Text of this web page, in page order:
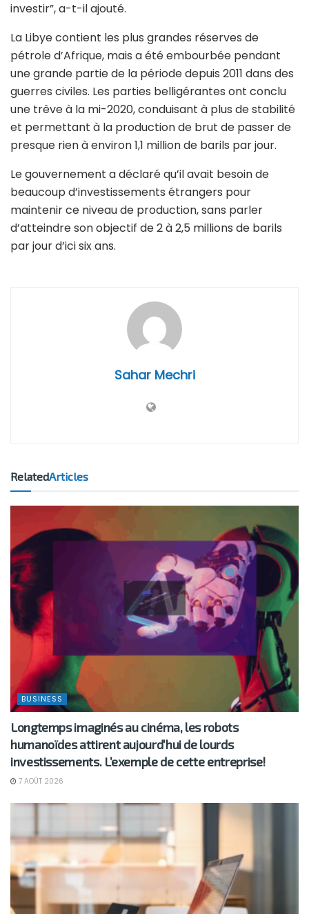
investir”, a-t-il ajouté.
La Libye contient les plus grandes réserves de
pétrole d’Afrique, mais a été embourbée pendant
une grande partie de la période depuis 2011 dans des
guerres civiles. Les parties belligérantes ont conclu
une trêve à la mi-2020, conduisant à plus de stabilité
et permettant à la production de brut de passer de
presque rien à environ 1,1 million de barils par jour.
Le gouvernement a déclaré qu’il avait besoin de
beaucoup d’investissements étrangers pour
maintenir ce niveau de production, sans parler
d’atteindre son objectif de 2 à 2,5 millions de barils
par jour d’ici six ans.
Sahar Mechri
RelatedArticles
BUSINESS
Longtemps imaginés au cinéma, les robots
humanoïdes attirent aujourd’hui de lourds
investissements. L’exemple de cette entreprise!
7 AOÛT 2026